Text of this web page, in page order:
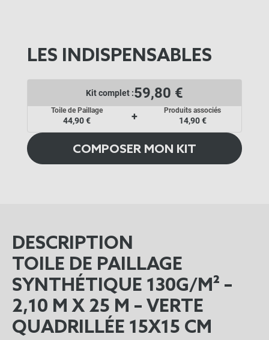
LES INDISPENSABLES
Kit complet :59,80 €
Toile de Paillage
44,90 € +
Produits associés
14,90 €
COMPOSER MON KIT
DESCRIPTION
TOILE DE PAILLAGE
SYNTHÉTIQUE 130G/M² –
2,10 M X 25 M – VERTE
QUADRILLÉE 15X15 CM